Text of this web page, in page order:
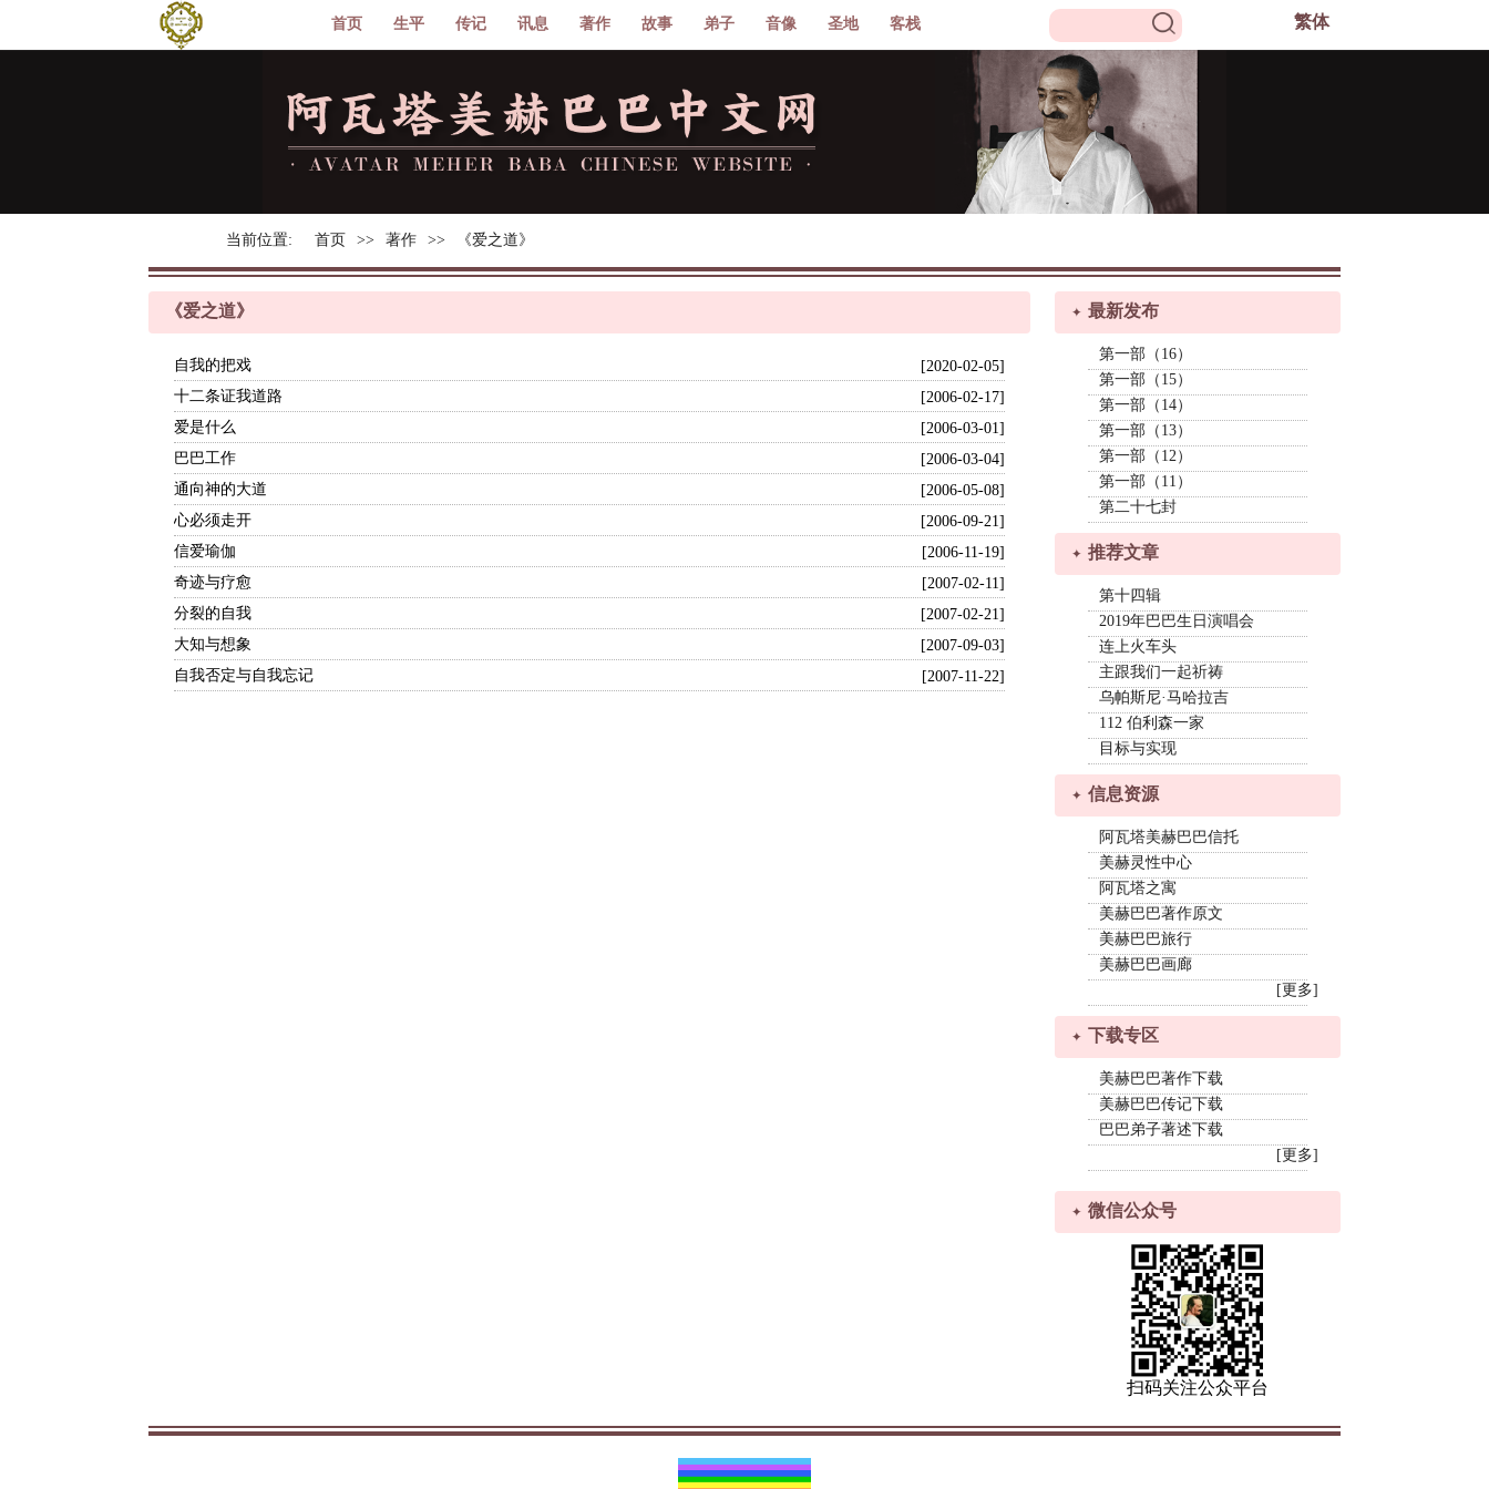
首页 生平 传记 讯息 著作 故事 弟子 音像 圣地 客栈 繁体
当前位置: 首页 著作 《爱之道》
《爱之道》
自我的把戏
[2020-02-05]
十二条证我道路
[2006-02-17]
爱是什么
[2006-03-01]
巴巴工作
[2006-03-04]
通向神的大道
[2006-05-08]
心必须走开
[2006-09-21]
信爱瑜伽
[2006-11-19]
奇迹与疗愈
[2007-02-11]
分裂的自我
[2007-02-21]
大知与想象
[2007-09-03]
自我否定与自我忘记
[2007-11-22]
最新发布
第一部（16）
第一部（15）
第一部（14）
第一部（13）
第一部（12）
第一部（11）
第二十七封
推荐文章
第十四辑
2019年巴巴生日演唱会
连上火车头
主跟我们一起祈祷
乌帕斯尼·马哈拉吉
112 伯利森一家
目标与实现
信息资源
阿瓦塔美赫巴巴信托
美赫灵性中心
阿瓦塔之寓
美赫巴巴著作原文
美赫巴巴旅行
美赫巴巴画廊
[更多]
下载专区
美赫巴巴著作下载
美赫巴巴传记下载
巴巴弟子著述下载
[更多]
微信公众号
扫码关注公众平台